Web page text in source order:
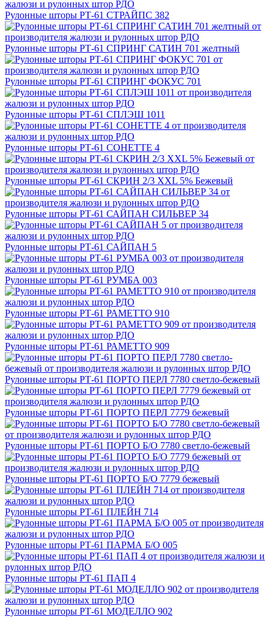
Рулонные шторы РТ-61 СТРАЙПС 382
Рулонные шторы РТ-61 СПРИНГ САТИН 701 желтный
Рулонные шторы РТ-61 СПРИНГ ФОКУС 701
Рулонные шторы РТ-61 СПЛЭШ 1011
Рулонные шторы РТ-61 СОНЕТТЕ 4
Рулонные шторы РТ-61 СКРИН 2/3 XXL 5% Бежевый
Рулонные шторы РТ-61 САЙПАН СИЛЬВЕР 34
Рулонные шторы РТ-61 САЙПАН 5
Рулонные шторы РТ-61 РУМБА 003
Рулонные шторы РТ-61 РАМЕТТО 910
Рулонные шторы РТ-61 РАМЕТТО 909
Рулонные шторы РТ-61 ПОРТО ПЕРЛ 7780 светло-бежевый
Рулонные шторы РТ-61 ПОРТО ПЕРЛ 7779 бежевый
Рулонные шторы РТ-61 ПОРТО Б/О 7780 светло-бежевый
Рулонные шторы РТ-61 ПОРТО Б/О 7779 бежевый
Рулонные шторы РТ-61 ПЛЕЙН 714
Рулонные шторы РТ-61 ПАРМА Б/О 005
Рулонные шторы РТ-61 ПАП 4
Рулонные шторы РТ-61 МОДЕЛЛО 902